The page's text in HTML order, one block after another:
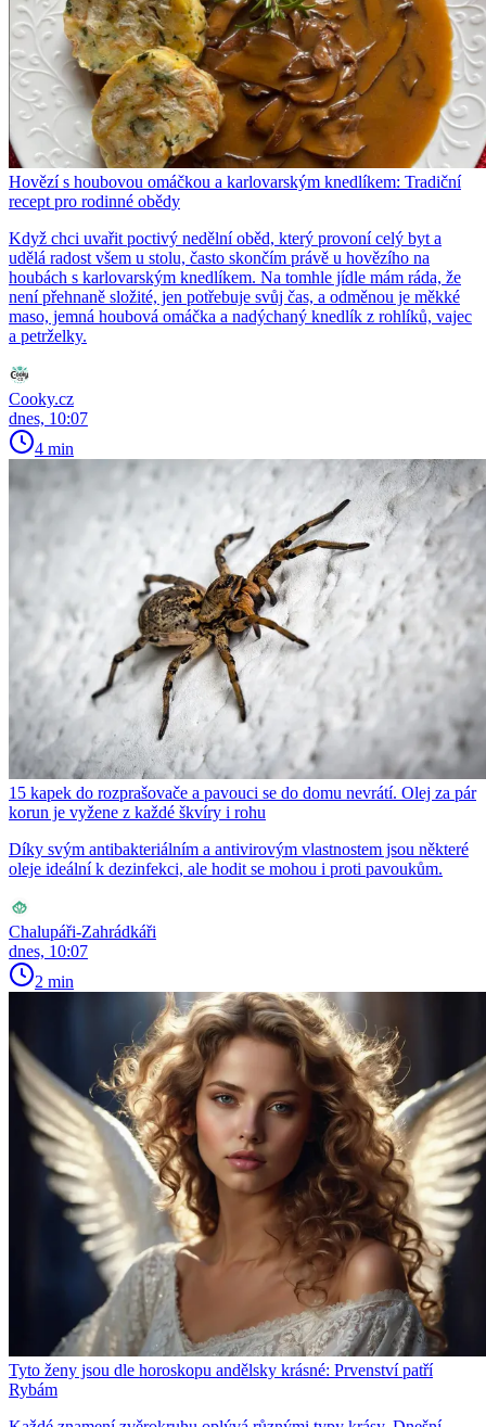
Hovězí s houbovou omáčkou a karlovarským knedlíkem: Tradiční
recept pro rodinné obědy
Když chci uvařit poctivý nedělní oběd, který provoní celý byt a
udělá radost všem u stolu, často skončím právě u hovězího na
houbách s karlovarským knedlíkem. Na tomhle jídle mám ráda, že
není přehnaně složité, jen potřebuje svůj čas, a odměnou je měkké
maso, jemná houbová omáčka a nadýchaný knedlík z rohlíků, vajec
a petrželky.
Cooky.cz
dnes, 10:07
4 min
15 kapek do rozprašovače a pavouci se do domu nevrátí. Olej za pár
korun je vyžene z každé škvíry i rohu
Díky svým antibakteriálním a antivirovým vlastnostem jsou některé
oleje ideální k dezinfekci, ale hodit se mohou i proti pavoukům.
Chalupáři-Zahrádkáři
dnes, 10:07
2 min
Tyto ženy jsou dle horoskopu andělsky krásné: Prvenství patří
Rybám